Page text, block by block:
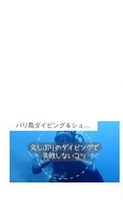
バリ島ダイビング＆シュノーケリング